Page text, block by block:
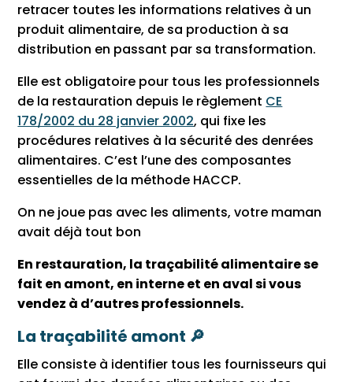
retracer toutes les informations relatives à un
produit alimentaire, de sa production à sa
distribution en passant par sa transformation.
Elle est obligatoire pour tous les professionnels
de la restauration depuis le règlement CE
178/2002 du 28 janvier 2002, qui fixe les
procédures relatives à la sécurité des denrées
alimentaires. C’est l’une des composantes
essentielles de la méthode HACCP.
On ne joue pas avec les aliments, votre maman
avait déjà tout bon
En restauration, la traçabilité alimentaire se
fait en amont, en interne et en aval si vous
vendez à d’autres professionnels.
La traçabilité amont 🔎
Elle consiste à identifier tous les fournisseurs qui